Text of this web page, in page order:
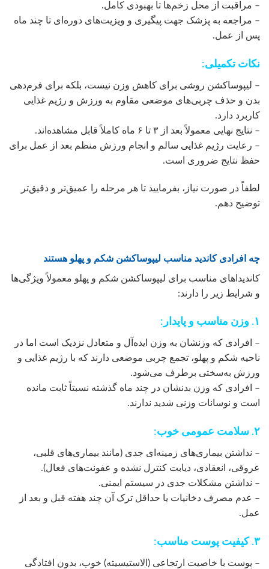
– مراقبت از محل زخم‌ها تا بهبودی کامل.
– مراجعه به پزشک جهت پیگیری و ویزیت‌های دوره‌ای تا چند ماه
پس از عمل.
نکات تکمیلی:
– لیپوساکشن روشی برای کاهش وزن نیست، بلکه برای فرم‌دهی
بدن و حذف چربی‌های موضعی مقاوم به ورزش و رژیم غذایی
کاربرد دارد.
– نتایج نهایی معمولاً بعد از ۳ تا ۶ ماه کاملاً قابل مشاهده‌اند.
– رعایت رژیم غذایی سالم و انجام ورزش منظم بعد از عمل برای
حفظ نتایج ضروری است.
لطفاً در صورت نیاز، بفرمایید تا هر مرحله را عمیق‌تر و دقیق‌تر
توضیح دهم.
چه افرادی کاندید مناسب لیپوساکشن شکم و پهلو هستند
کاندیداهای مناسب برای لیپوساکشن شکم و پهلو معمولاً ویژگی‌ها
و شرایط زیر را دارند:
۱. وزن مناسب و پایدار:
– افرادی که وزنشان به وزن ایده‌آل و متعادل نزدیک است اما در
ناحیه شکم و پهلو، تجمع چربی موضعی دارند که با رژیم غذایی و
ورزش به‌سختی برطرف می‌شود.
– افرادی که وزن بدنشان در چند ماه گذشته نسبتاً ثابت مانده
است و نوسانات وزنی شدید ندارند.
۲. سلامت عمومی خوب:
– نداشتن بیماری‌های زمینه‌ای جدی (مانند بیماری‌های قلبی،
عروقی، انعقادی، دیابت کنترل نشده و عفونت‌های فعال).
– نداشتن مشکلات جدی در سیستم ایمنی.
– عدم مصرف دخانیات یا حداقل ترک آن چند هفته قبل و بعد از
عمل.
۳. کیفیت پوست مناسب:
– پوست با خاصیت ارتجاعی (الاستیسیته) خوب، بدون افتادگی